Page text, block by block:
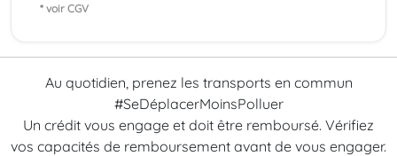
* voir CGV
Au quotidien, prenez les transports en commun
#SeDéplacerMoinsPolluer
Un crédit vous engage et doit être remboursé. Vérifiez
vos capacités de remboursement avant de vous engager.